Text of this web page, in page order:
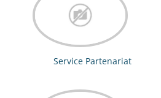
Service Partenariat